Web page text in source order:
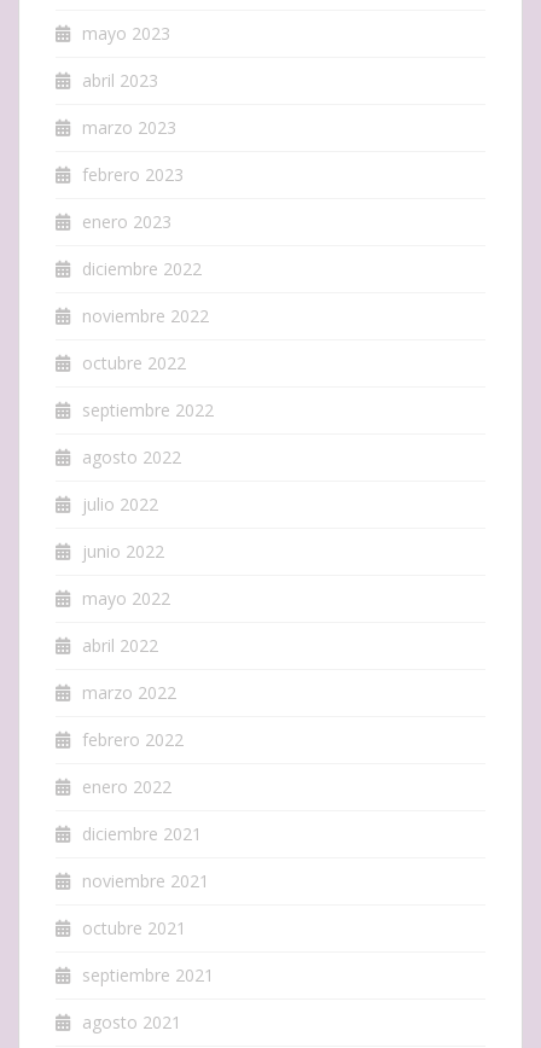
mayo 2023
abril 2023
marzo 2023
febrero 2023
enero 2023
diciembre 2022
noviembre 2022
octubre 2022
septiembre 2022
agosto 2022
julio 2022
junio 2022
mayo 2022
abril 2022
marzo 2022
febrero 2022
enero 2022
diciembre 2021
noviembre 2021
octubre 2021
septiembre 2021
agosto 2021